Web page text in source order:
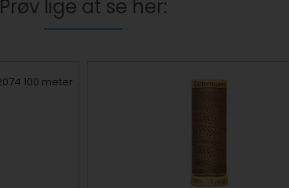
Prøv lige at se her: